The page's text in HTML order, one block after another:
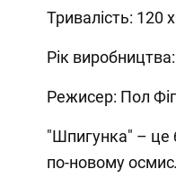
Тривалість: 120
Рік
Режисер: Пол Фіг
"Шпигунка" – це
по-новому